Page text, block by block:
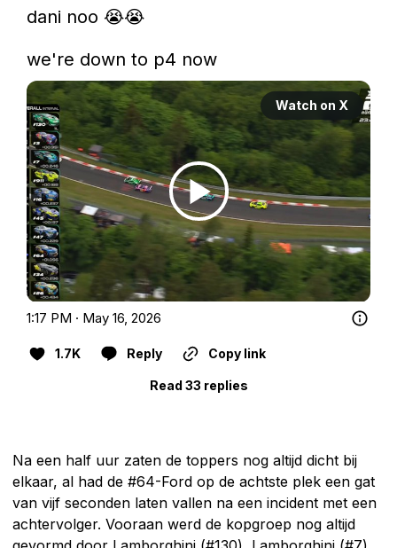
dani noo 😭😭
we're down to p4 now
Watch on X
1:17 PM · May 16, 2026
1.7K Reply Copy link
Read 33 replies
Na een half uur zaten de toppers nog altijd dicht bij
elkaar, al had de #64-Ford op de achtste plek een gat
van vijf seconden laten vallen na een incident met een
achtervolger. Vooraan werd de kopgroep nog altijd